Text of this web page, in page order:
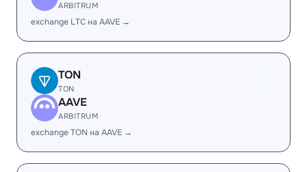
ARBITRUM
exchange LTC на AAVE →
TON
TON
AAVE
ARBITRUM
exchange TON на AAVE →